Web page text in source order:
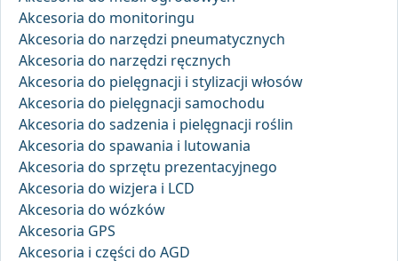
Akcesoria do monitoringu
Akcesoria do narzędzi pneumatycznych
Akcesoria do narzędzi ręcznych
Akcesoria do pielęgnacji i stylizacji włosów
Akcesoria do pielęgnacji samochodu
Akcesoria do sadzenia i pielęgnacji roślin
Akcesoria do spawania i lutowania
Akcesoria do sprzętu prezentacyjnego
Akcesoria do wizjera i LCD
Akcesoria do wózków
Akcesoria GPS
Akcesoria i części do AGD